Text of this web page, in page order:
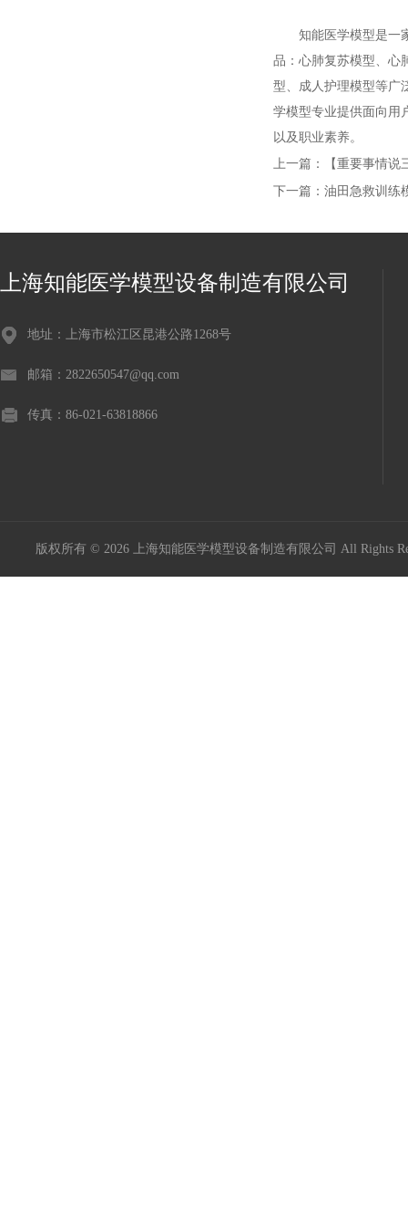
知能医学模型是一家
品：心肺复苏模型、心
型、成人护理模型等广
学模型专业提供面向用
以及职业素养。
上一篇：
【重要事情
下一篇： 油田急救训练
上海知能医学模型设备制造有限公司
地址：上海市松江区昆港公路1268号
邮箱：2822650547@qq.com
传真：86-021-63818866
版权所有 © 2026 上海知能医学模型设备制造有限公司 All